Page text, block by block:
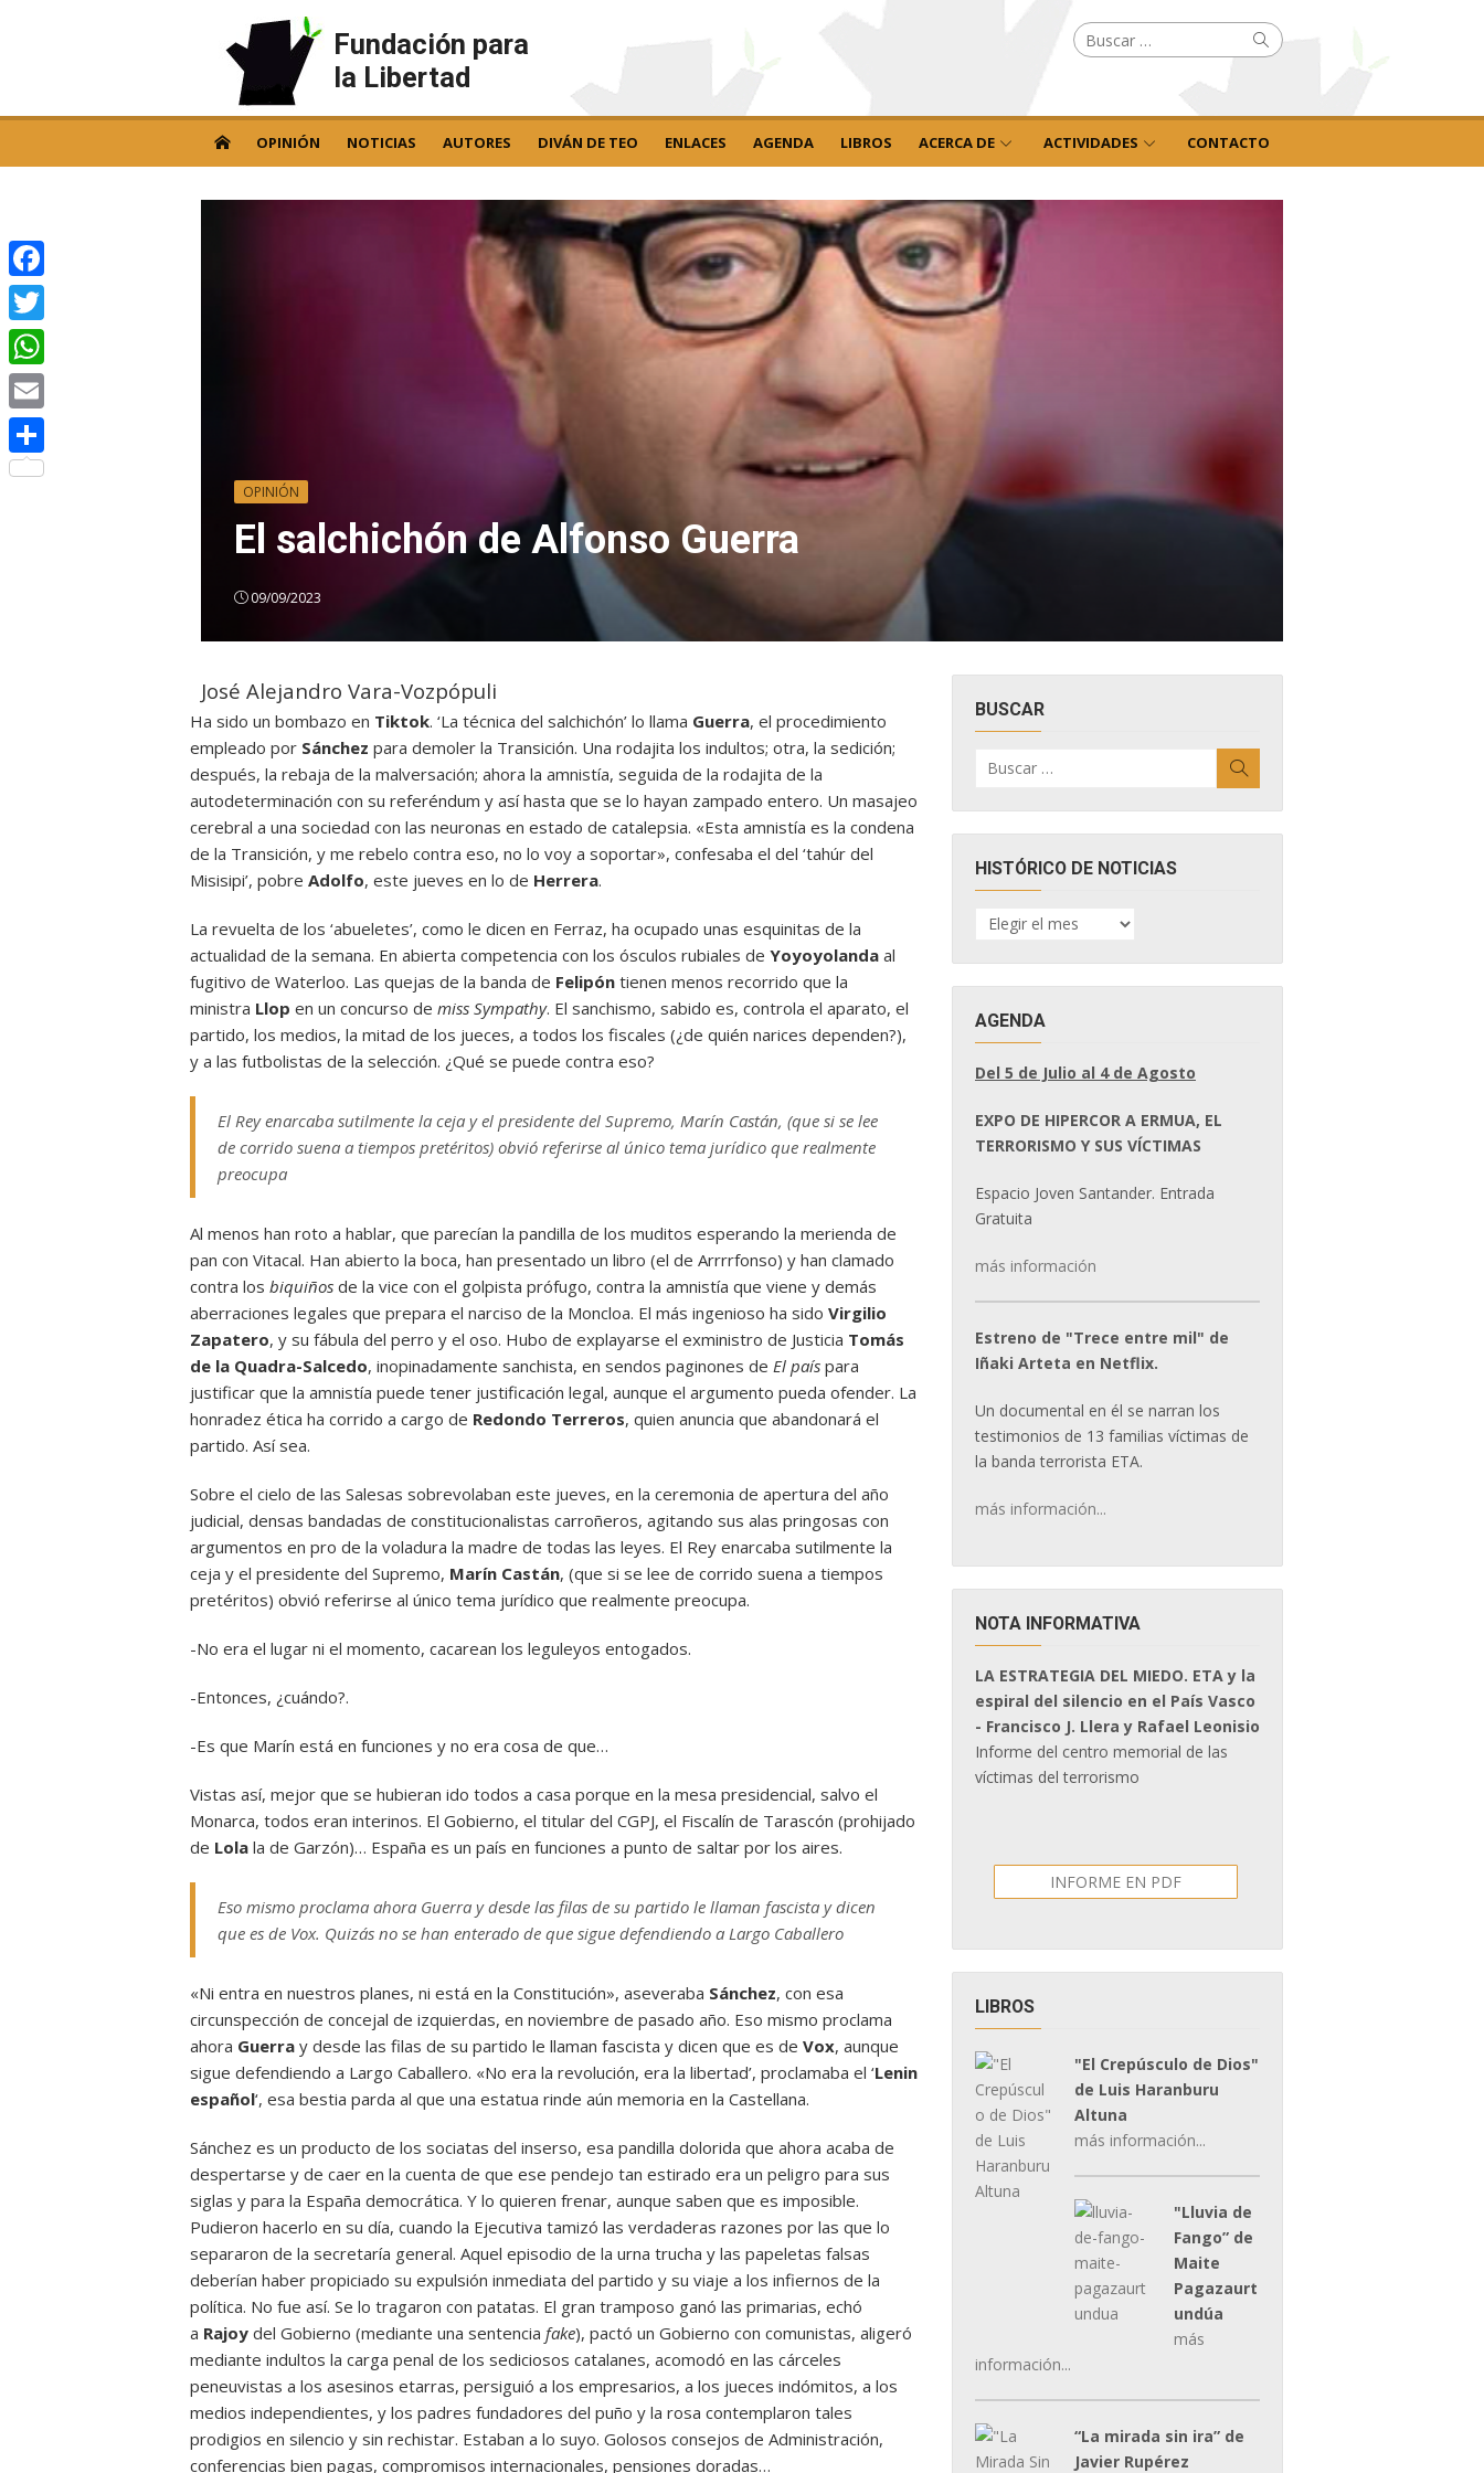
Fundación para
la Libertad
Buscar
por: Buscar
OPINIÓN NOTICIAS AUTORES DIVÁN DE TEO ENLACES AGENDA LIBROS ACERCA DE ACTIVIDADES CONTACTO
OPINIÓN
El salchichón de Alfonso Guerra
09/09/2023
José Alejandro Vara-Vozpópuli
Ha sido un bombazo en Tiktok. ‘La técnica del salchichón’ lo llama Guerra, el procedimiento
empleado por Sánchez para demoler la Transición. Una rodajita los indultos; otra, la sedición;
después, la rebaja de la malversación; ahora la amnistía, seguida de la rodajita de la
autodeterminación con su referéndum y así hasta que se lo hayan zampado entero. Un masajeo
cerebral a una sociedad con las neuronas en estado de catalepsia. «Esta amnistía es la condena
de la Transición, y me rebelo contra eso, no lo voy a soportar», confesaba el del ‘tahúr del
Misisipi’, pobre Adolfo, este jueves en lo de Herrera.
La revuelta de los ‘abueletes’, como le dicen en Ferraz, ha ocupado unas esquinitas de la
actualidad de la semana. En abierta competencia con los ósculos rubiales de Yoyoyolanda al
fugitivo de Waterloo. Las quejas de la banda de Felipón tienen menos recorrido que la
ministra Llop en un concurso de miss Sympathy. El sanchismo, sabido es, controla el aparato, el
partido, los medios, la mitad de los jueces, a todos los fiscales (¿de quién narices dependen?),
y a las futbolistas de la selección. ¿Qué se puede contra eso?
El Rey enarcaba sutilmente la ceja y el presidente del Supremo, Marín Castán, (que si se lee
de corrido suena a tiempos pretéritos) obvió referirse al único tema jurídico que realmente
preocupa
Al menos han roto a hablar, que parecían la pandilla de los muditos esperando la merienda de
pan con Vitacal. Han abierto la boca, han presentado un libro (el de Arrrrfonso) y han clamado
contra los biquiños de la vice con el golpista prófugo, contra la amnistía que viene y demás
aberraciones legales que prepara el narciso de la Moncloa. El más ingenioso ha sido Virgilio
Zapatero, y su fábula del perro y el oso. Hubo de explayarse el exministro de Justicia Tomás
de la Quadra-Salcedo, inopinadamente sanchista, en sendos paginones de El país para
justificar que la amnistía puede tener justificación legal, aunque el argumento pueda ofender. La
honradez ética ha corrido a cargo de Redondo Terreros, quien anuncia que abandonará el
partido. Así sea.
Sobre el cielo de las Salesas sobrevolaban este jueves, en la ceremonia de apertura del año
judicial, densas bandadas de constitucionalistas carroñeros, agitando sus alas pringosas con
argumentos en pro de la voladura la madre de todas las leyes. El Rey enarcaba sutilmente la
ceja y el presidente del Supremo, Marín Castán, (que si se lee de corrido suena a tiempos
pretéritos) obvió referirse al único tema jurídico que realmente preocupa.
-No era el lugar ni el momento, cacarean los leguleyos entogados.
-Entonces, ¿cuándo?.
-Es que Marín está en funciones y no era cosa de que…
Vistas así, mejor que se hubieran ido todos a casa porque en la mesa presidencial, salvo el
Monarca, todos eran interinos. El Gobierno, el titular del CGPJ, el Fiscalín de Tarascón (prohijado
de Lola la de Garzón)… España es un país en funciones a punto de saltar por los aires.
Eso mismo proclama ahora Guerra y desde las filas de su partido le llaman fascista y dicen
que es de Vox. Quizás no se han enterado de que sigue defendiendo a Largo Caballero
«Ni entra en nuestros planes, ni está en la Constitución», aseveraba Sánchez, con esa
circunspección de concejal de izquierdas, en noviembre de pasado año. Eso mismo proclama
ahora Guerra y desde las filas de su partido le llaman fascista y dicen que es de Vox, aunque
sigue defendiendo a Largo Caballero. «No era la revolución, era la libertad’, proclamaba el ‘Lenin
español‘, esa bestia parda al que una estatua rinde aún memoria en la Castellana.
Sánchez es un producto de los sociatas del inserso, esa pandilla dolorida que ahora acaba de
despertarse y de caer en la cuenta de que ese pendejo tan estirado era un peligro para sus
siglas y para la España democrática. Y lo quieren frenar, aunque saben que es imposible.
Pudieron hacerlo en su día, cuando la Ejecutiva tamizó las verdaderas razones por las que lo
separaron de la secretaría general. Aquel episodio de la urna trucha y las papeletas falsas
deberían haber propiciado su expulsión inmediata del partido y su viaje a los infiernos de la
política. No fue así. Se lo tragaron con patatas. El gran tramposo ganó las primarias, echó
a Rajoy del Gobierno (mediante una sentencia fake), pactó un Gobierno con comunistas, aligeró
mediante indultos la carga penal de los sediciosos catalanes, acomodó en las cárceles
peneuvistas a los asesinos etarras, persiguió a los empresarios, a los jueces indómitos, a los
medios independientes, y los padres fundadores del puño y la rosa contemplaron tales
prodigios en silencio y sin rechistar. Estaban a lo suyo. Golosos consejos de Administración,
conferencias bien pagas, compromisos internacionales, pensiones doradas…
BUSCAR
por:
HISTÓRICO DE NOTICIAS
HISTÓRICO
DE
AGENDA
Del 5 de Julio al 4 de Agosto
EXPO DE HIPERCOR A ERMUA, EL
TERRORISMO Y SUS VÍCTIMAS
Espacio Joven Santander. Entrada
Gratuita
más información
Estreno de "Trece entre mil" de
Iñaki Arteta en Netflix.
Un documental en él se narran los
testimonios de 13 familias víctimas de
la banda terrorista ETA.
más información...
NOTA INFORMATIVA
LA ESTRATEGIA DEL MIEDO. ETA y la
espiral del silencio en el País Vasco
- Francisco J. Llera y Rafael Leonisio
Informe del centro memorial de las
víctimas del terrorismo
INFORME EN PDF
LIBROS
"El Crepúsculo de Dios"
de Luis Haranburu
Altuna
más información...
"Lluvia de
Fango” de
Maite
Pagazaurt
undúa
más
información...
“La mirada sin ira” de
Javier Rupérez
Facebook
Twitter
WhatsApp
Email
Compartir